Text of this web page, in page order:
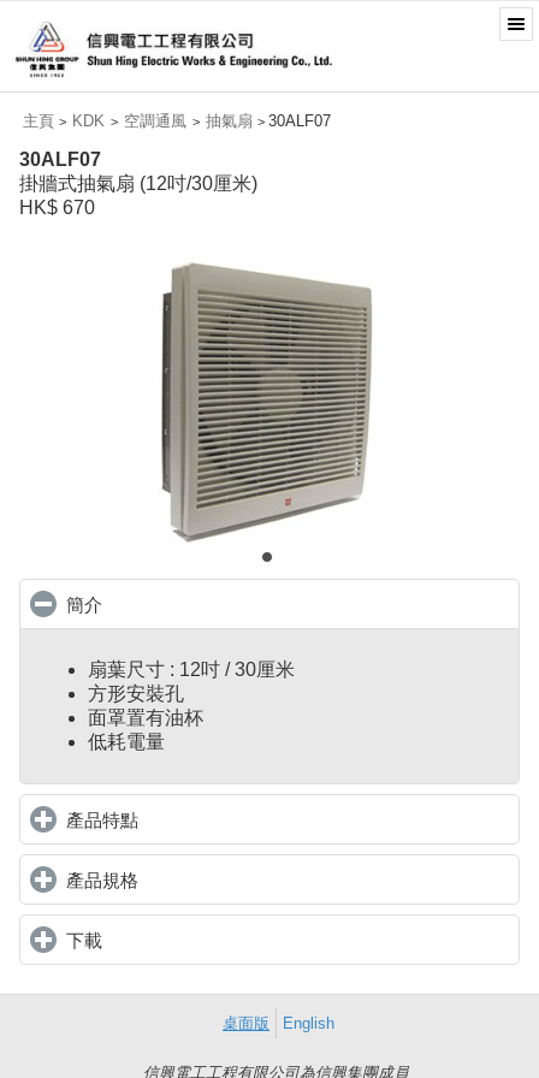
主頁 > KDK > 空調通風 > 抽氣扇 > 30ALF07
30ALF07
掛牆式抽氣扇 (12吋/30厘米)
HK$ 670
簡介
扇葉尺寸 : 12吋 / 30厘米
方形安裝孔
面罩置有油杯
低耗電量
產品特點click to expand contents
產品規格
下載click to expand contents
桌面版 English
信興電工工程有限公司為信興集團成員